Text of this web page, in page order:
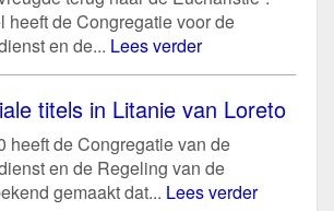
heeft de Congregatie voor de
en de... Lees verder
titels in Litanie van Loreto
heeft de Congregatie van de
en de Regeling van de
gemaakt dat... Lees verder